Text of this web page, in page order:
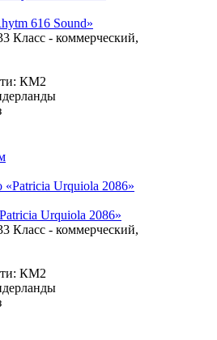
616 Sound»
Класс - коммерческий,
КМ2
Urquiola 2086»
Класс - коммерческий,
КМ2